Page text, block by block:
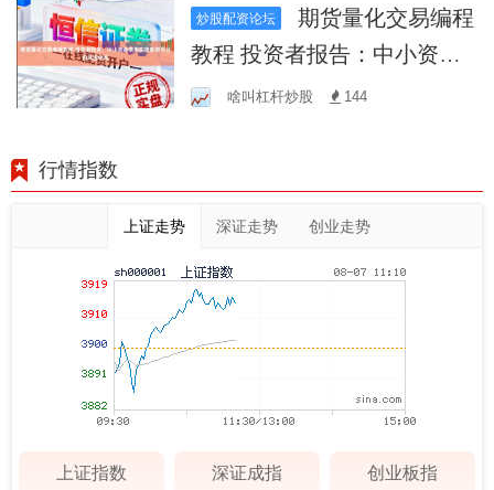
炒股配资论坛
期货量化交易编程
教程 投资者报告：中小资金
使用实盘配资平台的风控体
啥叫杠杆炒股 144
行情指数
上证走势 深证走势 创业走势
上证指数 深证成指 创业板指